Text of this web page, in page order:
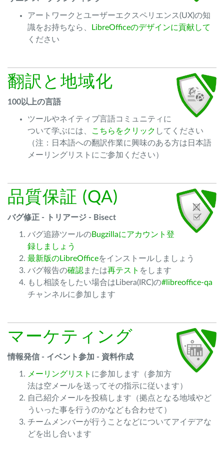
アートワークとユーザーエクスペリエンス(UX)の知
識をお持ちなら、
LibreOfficeのデザインに貢献して
ください
翻訳と地域化
100以上の言語
ツールやネイティブ言語コミュニティに
ついて学ぶには、
こちらをクリック してください
（注：日本語への翻訳作業に興味のある方は日本語
メーリングリストにご参加ください）
品質保証 (QA)
バグ修正 - トリアージ - Bisect
バグ追跡ツールのBugzillaにアカウント登
録しましょう
最新版のLibreOfficeをインストールしましょう
バグ報告の確認または再テスト をします
もし相談をしたい場合はLibera(IRC)の#libreoffice-qa
チャンネルに参加します
マーケティング
情報発信 - イベント参加 - 資料作成
メーリングリスト に参加します（参加方
法は空メールを送ってその指示に従います）
自己紹介メールを投稿します（拠点となる地域やど
ういった事を行うのかなども合わせて）
チームメンバーが行うことなどについてアイデアな
どを出し合います